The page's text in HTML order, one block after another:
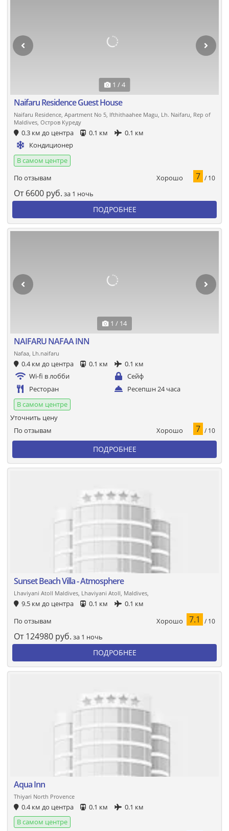
1 / 4
Naifaru Residence Guest House
Naifaru Residence, Apartment No 5, Ifthithaahee Magu, Lh. Naifaru, Rep of
Maldives, Остров Куреду
0.3 км до центра 0.1 км
0.1 км
Кондиционер
В самом центре
По отзывам
Хорошо 7 / 10
От 6600 руб. за 1 ночь
ПОДРОБНЕЕ
1 / 14
NAIFARU NAFAA INN
Nafaa, Lh.naifaru
0.4 км до центра 0.1 км
0.1 км
Wi-fi в лобби
Сейф
Ресторан
Ресепшн 24 часа
В самом центре
По отзывам Хорошо 7 / 10
Уточнить цену
ПОДРОБНЕЕ
Sunset Beach Villa - Atmosphere
Lhaviyani Atoll Maldives, Lhaviyani Atoll, Maldives,
9.5 км до центра 0.1 км
0.1 км
По отзывам
Хорошо 7.1 / 10
От 124980 руб. за 1 ночь
ПОДРОБНЕЕ
Aqua Inn
Thiyari North Provence
0.4 км до центра 0.1 км
0.1 км
В самом центре